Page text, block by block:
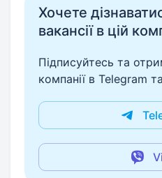
Хочете
вакансії в цій
Підписуйтесь та
компанії в Telegram